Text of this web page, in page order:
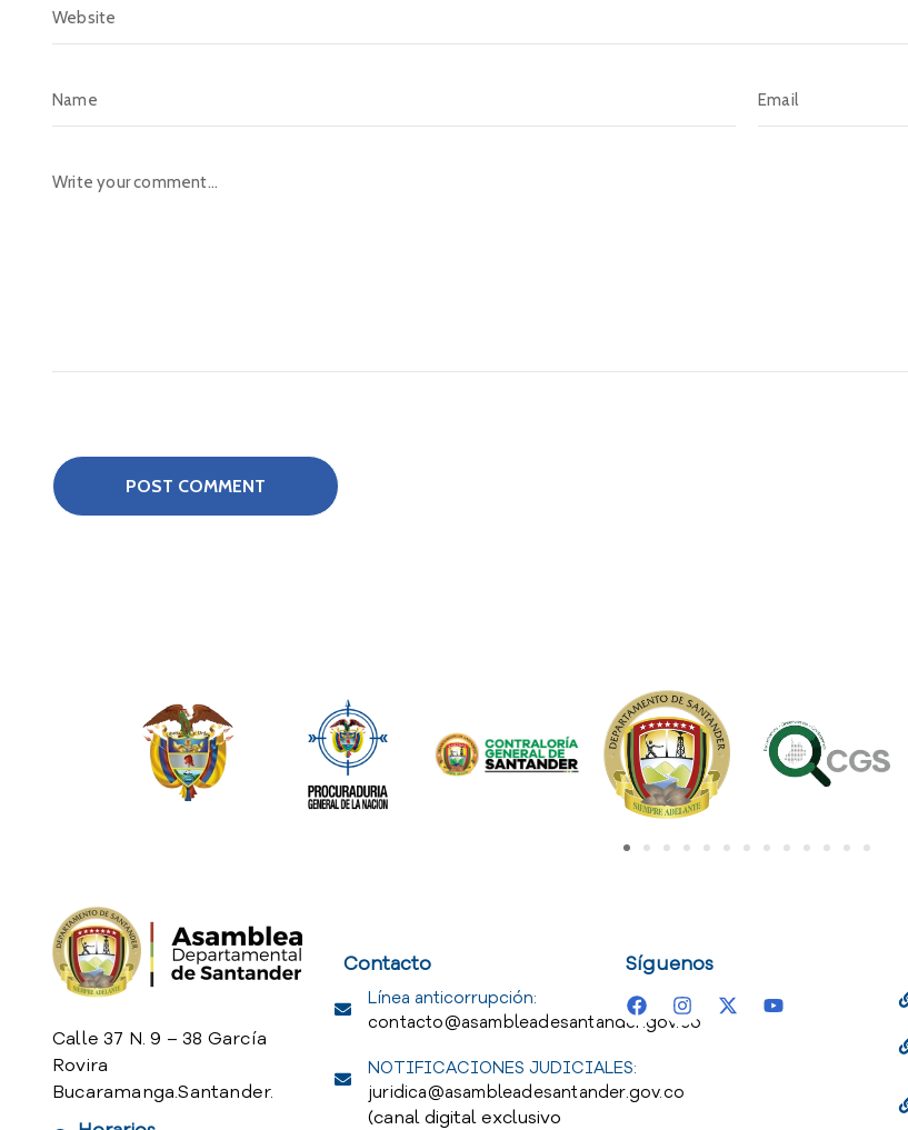
Calle 37 N. 9 – 38 García
Rovira
Bucaramanga.Santander.
Contacto
Línea anticorrupción:
contacto@asambleadesantander.gov.co
NOTIFICACIONES JUDICIALES:
juridica@asambleadesantander.gov.co
(canal digital exclusivo
Síguenos